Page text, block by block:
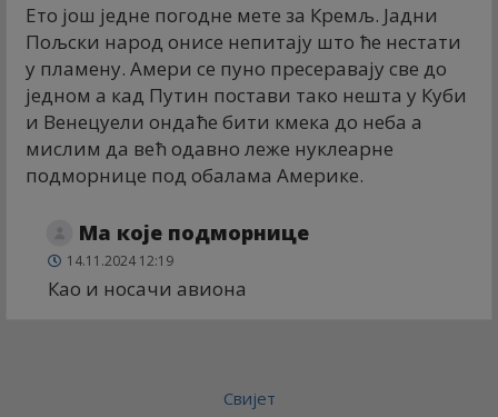
Ето још једне погодне мете за Кремљ. Јадни
Пољски народ онисе непитају што ће нестати
у пламену. Амери се пуно пресеравају све до
једном а кад Путин постави тако нешта у Куби
и Венецуели ондаће бити кмека до неба а
мислим да већ одавно леже нуклеарне
подморнице под обалама Америке.
Ма које подморнице
14.11.2024 12:19
Као и носачи авиона
Свијет